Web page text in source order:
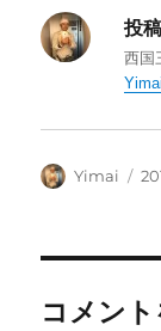
投
西国
投
Yimai
投
コメン